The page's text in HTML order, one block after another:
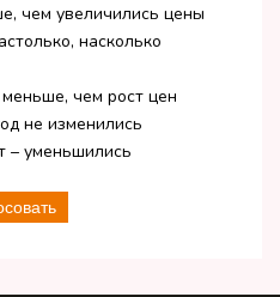
чем увеличились цены
насколько
чем рост цен
не изменились
– уменьшились